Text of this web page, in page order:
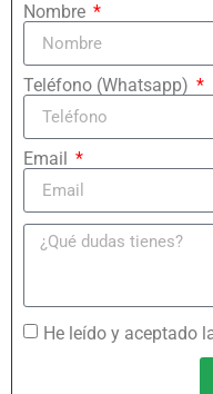
Nombre
Teléfono (Whatsapp)
Email
He leído y aceptado